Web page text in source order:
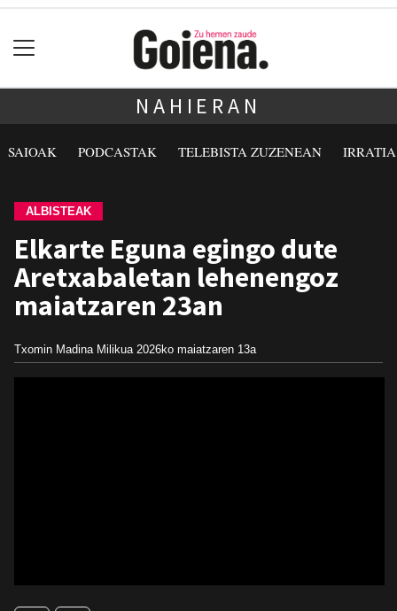
NAHIERAN
SAIOAK PODCASTAK TELEBISTA ZUZENEAN
ALBISTEAK
Elkarte Eguna egingo dute
Aretxabaletan lehenengoz
maiatzaren 23an
Txomin Madina Milikua 2026ko maiatzaren 13a